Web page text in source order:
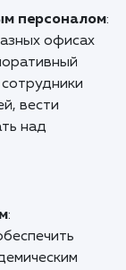
как мы
свой
помощью
корпорациям